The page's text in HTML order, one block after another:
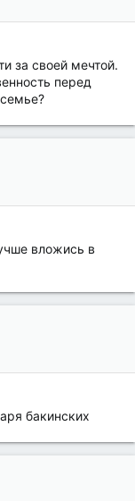
за своей мечтой.
перед
вложись в
бакинских